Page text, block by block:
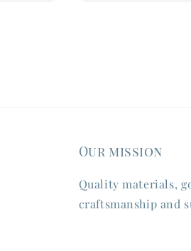
Our mission
Quality materials,
craftsmanship and